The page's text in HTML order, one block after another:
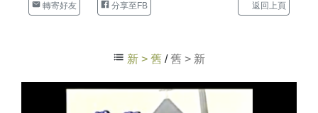
轉寄好友 分享至FB 返回上頁
新 > 舊 /舊 > 新